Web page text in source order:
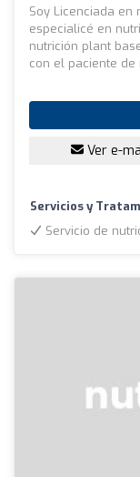
Soy Licenciada en
especialicé en
nutrición plant
con el paciente de
Ver e-
Servicios y
Servicio de